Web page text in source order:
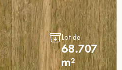
Lot de
68.707
m²